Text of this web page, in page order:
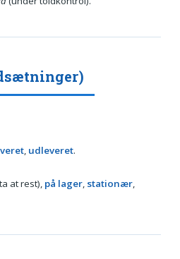
, udleveret.
at rest), på lager, stationær,